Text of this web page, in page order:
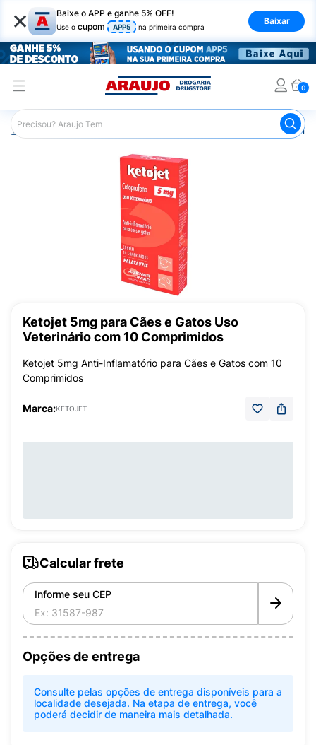
× Baixe o APP e ganhe 5% OFF!
Use o cupom APP5 na primeira compra
Baixar
0
Araujo Pet Shop Anti-Inflamatório Canino
Ketojet 5mg para Cães e Gatos Uso
Veterinário com 10 Comprimidos
Ketojet 5mg Anti-Inflamatório para Cães e Gatos com 10
Comprimidos
Marca:KETOJET
Calcular frete
Informe seu CEP
Opções de entrega
Consulte pelas opções de entrega disponíveis para a
localidade desejada. Na etapa de entrega, você
poderá decidir de maneira mais detalhada.